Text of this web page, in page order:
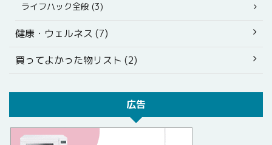
ライフハック全般 (3)
健康・ウェルネス (7)
買ってよかった物リスト (2)
広告